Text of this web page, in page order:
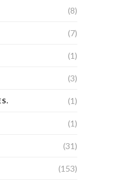
(8)
(7)
(1)
(3)
(1)
(1)
(31)
(153)